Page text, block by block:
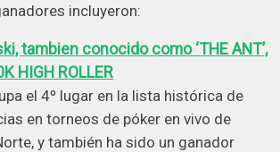
incluyeron:
tambien conocido como ‘THE ANT’,
HIGH ROLLER
el 4º lugar en la lista histórica de
en torneos de póker en vivo de
y también ha sido un ganador